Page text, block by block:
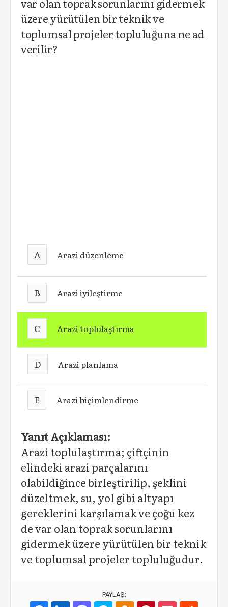
var olan toprak sorunlarını gidermek
üzere yürütülen bir teknik ve
toplumsal projeler topluluğuna ne ad
verilir?
A Arazi düzenleme
B Arazi iyileştirme
C Arazi toplulaştırma
D Arazi planlama
E Arazi biçimlendirme
Yanıt Açıklaması:
Arazi toplulaştırma; çiftçinin
elindeki arazi parçalarını
olabildiğince birleştirilip, şeklini
düzeltmek, su, yol gibi altyapı
gereklerini karşılamak ve çoğu kez
de var olan toprak sorunlarını
gidermek üzere yürütülen bir teknik
ve toplumsal projeler topluluğudur.
PAYLAŞ: